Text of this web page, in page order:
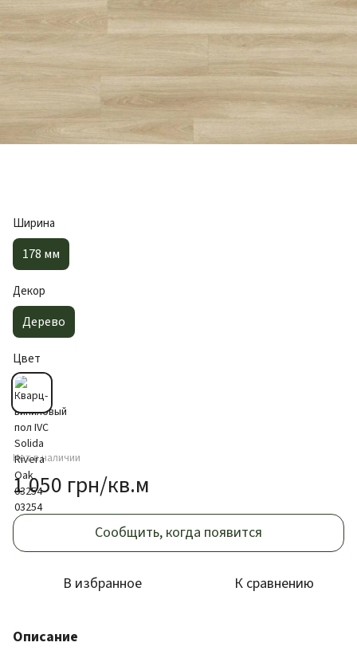
Ширина
178 мм
Декор
Дерево
Цвет
Нет в наличии
1 050 грн/кв.м
Сообщить, когда появится
В избранное К сравнению
Описание